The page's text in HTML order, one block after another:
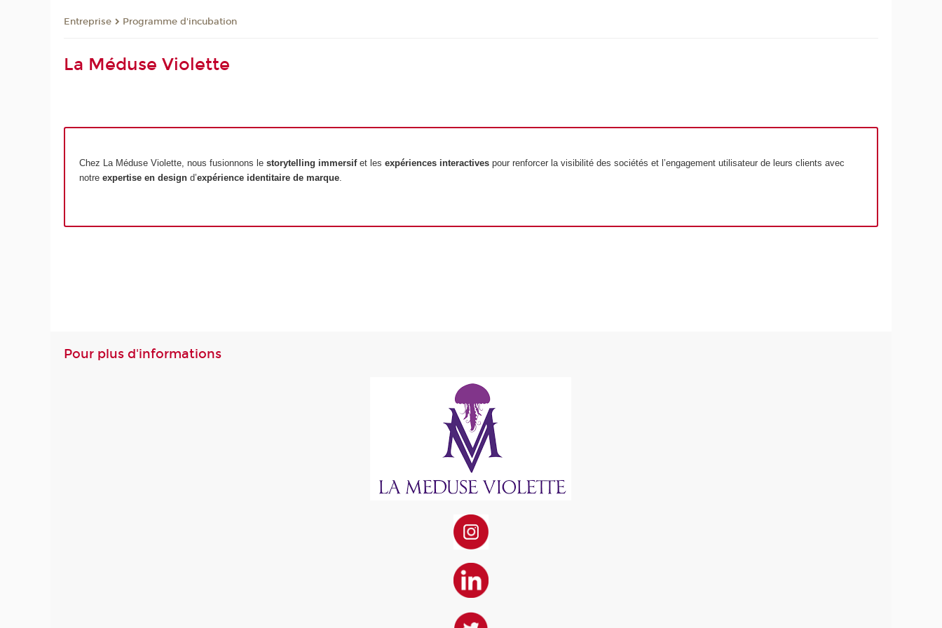
Entreprise Programme d'incubation
La Méduse Violette
Chez La Méduse Violette, nous fusionnons le storytelling immersifet les expériences interactivespour renforcer la visibilité des sociétés et l’engagement utilisateur de leurs clients avec
notre expertise en designd’expérience identitaire de marque.
Pour plus d'informations